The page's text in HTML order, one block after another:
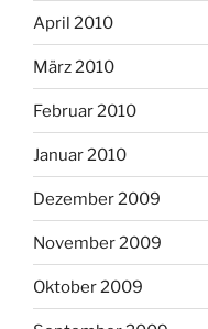
April 2010
März 2010
Februar 2010
Januar 2010
Dezember 2009
November 2009
Oktober 2009